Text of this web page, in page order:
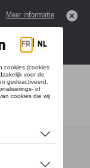
Meer informatie